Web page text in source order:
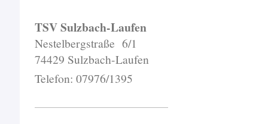
TSV Sulzbach-Laufen
Nestelbergstraße 6/1
74429 Sulzbach-Laufen
Telefon: 07976/1395